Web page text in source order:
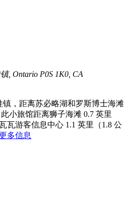
, Ontario P0S 1K0, CA
镇，距离苏必略湖和罗斯博士海滩
小旅馆距离狮子海滩 0.7 英里
瓦游客信息中心 1.1 英里（1.8 公
多信息